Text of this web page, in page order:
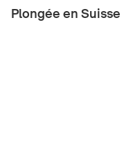
Plongée en Suisse